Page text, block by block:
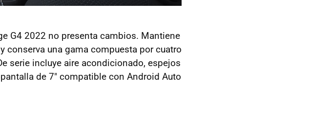
G4 2022 no presenta cambios. Mantiene
conserva una gama compuesta por cuatro
serie incluye aire acondicionado, espejos
de 7" compatible con Android Auto